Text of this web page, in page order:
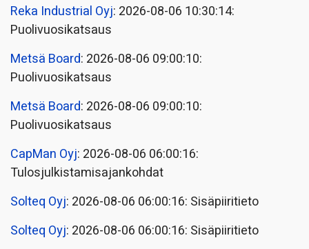
Reka Industrial Oyj: 2026-08-06 10:30:14:
Puolivuosikatsaus
Metsä Board: 2026-08-06 09:00:10:
Puolivuosikatsaus
Metsä Board: 2026-08-06 09:00:10:
Puolivuosikatsaus
CapMan Oyj: 2026-08-06 06:00:16:
Tulosjulkistamisajankohdat
Solteq Oyj: 2026-08-06 06:00:16: Sisäpiiritieto
Solteq Oyj: 2026-08-06 06:00:16: Sisäpiiritieto